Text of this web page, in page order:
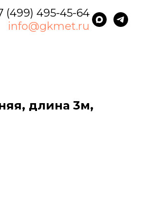
(499) 495-45-64
info@gkmet.ru
длина 3м,